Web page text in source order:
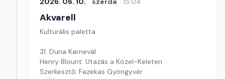
Akvarell
Kulturális paletta
31. Duna Karnevál
Henry Blount: Utazás a Közel-Keleten
Szerkesztő: Fazekas Gyöngyvér